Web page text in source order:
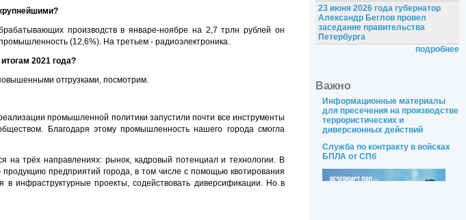
производств в январе-ноябре на 2,7 трлн рублей он
(12,6%). На третьем - радиоэлектроника.
2021 года?
отгрузками, посмотрим.
промышленной политики запустили почти все инструменты
Благодаря этому промышленность нашего города смогла
на трёх направлениях: рынок, кадровый потенциал и технологии. В
предприятий города, в том числе с помощью квотирования
инфраструктурные проекты, содействовать диверсификации. Но в
23 июня 2026 года губернатор
Александр Беглов провел
заседание правительства
Петербурга
подробнее
Важно
Информационные материалы
для пресечения на производстве
террористических и
диверсионных действий
Служба по контракту в войсках
БПЛА от СПб